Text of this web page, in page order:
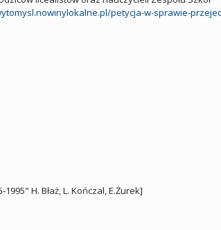
petycja-w-sprawie-
H. Błaż, L. Kończal, E.Żurek]